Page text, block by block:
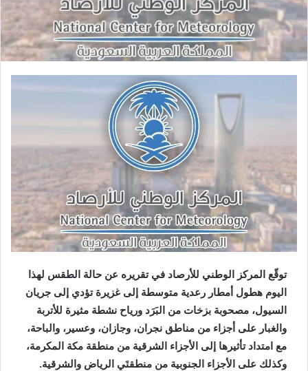
توقّع المركز الوطني للأرصاد في تقريره عن حالة الطقس لهذا
اليوم هطول أمطار رعدية متوسطة إلى غزيرة تؤدي إلى جريان
السيول، مصحوبة بزخات من البَرَد ورياح نشطة مثيرة للأتربة
والغبار على أجزاء من مناطق نجران، وجازان، وعسير، والباحة،
مع امتداد تأثيرها إلى الأجزاء الشرقية من منطقة مكة المكرمة،
وكذلك على الأجزاء الجنوبية من منطقتَي الرياض والشرقية.